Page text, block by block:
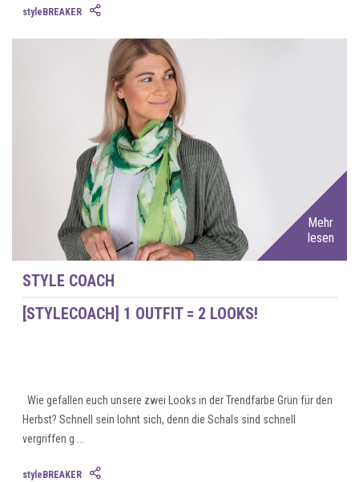
styleBREAKER
Mehr
lesen
STYLE COACH
[STYLECOACH] 1 OUTFIT = 2 LOOKS!
Wie gefallen euch unsere zwei Looks in der Trendfarbe Grün für den
Herbst? Schnell sein lohnt sich, denn die Schals sind schnell
vergriffen g ...
styleBREAKER